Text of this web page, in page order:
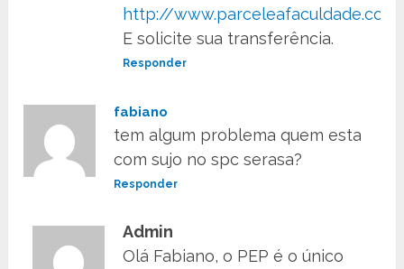
http://
E solicite sua transferência.
Responder
fabiano
tem algum problema quem esta
com sujo no spc serasa?
Responder
Admin
Olá Fabiano, o PEP é o único